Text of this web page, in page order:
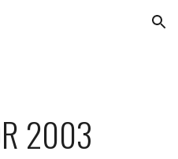
Skip to navigation
2003